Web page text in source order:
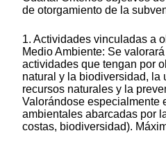
de otorgamiento de la
1. Actividades vinculadas a
Medio Ambiente: Se
actividades que tengan por
natural y la biodiversidad,
recursos naturales y la
Valorándose especialmente
ambientales abarcadas por
costas, biodiversidad).